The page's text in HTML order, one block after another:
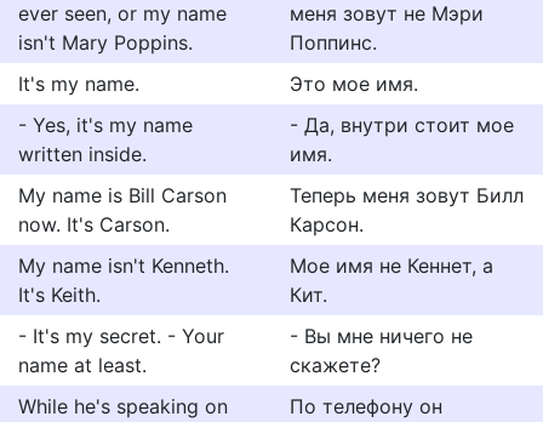
ever seen, or my name
isn't Mary Poppins.
меня зовут не Мэри
Поппинс.
It's my name.
Это мое имя.
- Yes, it's my name
written inside.
- Да, внутри стоит мое
имя.
My name is Bill Carson
now. It's Carson.
Теперь меня зовут Билл
Карсон.
My name isn't Kenneth.
It's Keith.
Мое имя не Кеннет, а
Кит.
- It's my secret. - Your
name at least.
- Вы мне ничего не
скажете?
While he's speaking on
По телефону он